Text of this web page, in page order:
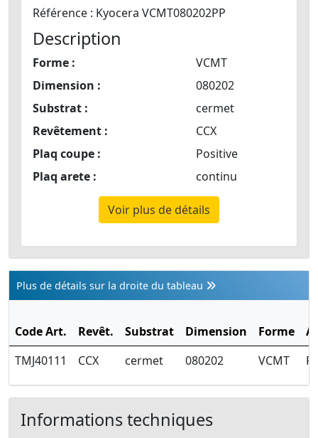
Référence : Kyocera VCMT080202PP
Description
Forme :
VCMT
Dimension :
080202
Substrat :
cermet
Revêtement :
CCX
Plaq coupe :
Positive
Plaq arete :
continu
Voir plus de détails
Plus de détails sur la droite du tableau
Code Art. Revêt. Substrat Dimension Forme
TMJ40111
CCX cermet 080202 VCMT
Informations techniques